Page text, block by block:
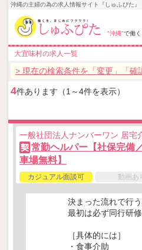
沖縄の主婦の為の求人情報サイト『しゅふぴた』
"沖縄"で働
大宜味村の求人一覧
> 現在の検索条件を「変更」「確
4件あります（1～4件を表示）
一般社団法人ナンバーワン 居宅
契 常勤ヘルパー【社保完備
車場無料】
カジュアル面談可 動画あ
決まった流れで行
最初は必ず同行研
［具体的には］
・食事介助